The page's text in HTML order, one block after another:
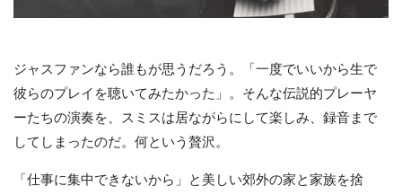
ジャスファンなら誰もが思うだろう。「一度でいいから生で
彼らのプレイを聴いてみたかった」。そんな伝説的プレーヤ
ーたちの演奏を、スミスは居ながらにして楽しみ、録音まで
してしまったのだ。何という贅沢。
「仕事に集中できないから」と美しい郊外の家と家族を捨